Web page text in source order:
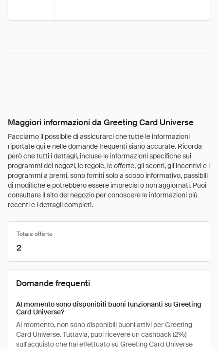
Maggiori informazioni da Greeting Card Universe
Facciamo il possibile di assicurarci che tutte le informazioni
riportate qui e nelle domande frequenti siano accurate. Ricorda
però che tutti i dettagli, incluse le informazioni specifiche sui
programmi dei negozi, le regole, le offerte, gli sconti, gli incentivi e i
programmi a premi, sono forniti solo a scopo informativo, passibili
di modifiche e potrebbero essere imprecisi o non aggiornati. Puoi
consultare il sito del negozio per conoscere le informazioni più
recenti e i dettagli completi.
Totale offerte
2
Domande frequenti
Al momento sono disponibili buoni funzionanti su Greeting
Card Universe?
Al momento, non sono disponibili buoni attivi per Greeting
Card Universe. Tuttavia, puoi ricevere un cashback (2%)
sull'acquisto che hai effettuato su Greeting Card Universe